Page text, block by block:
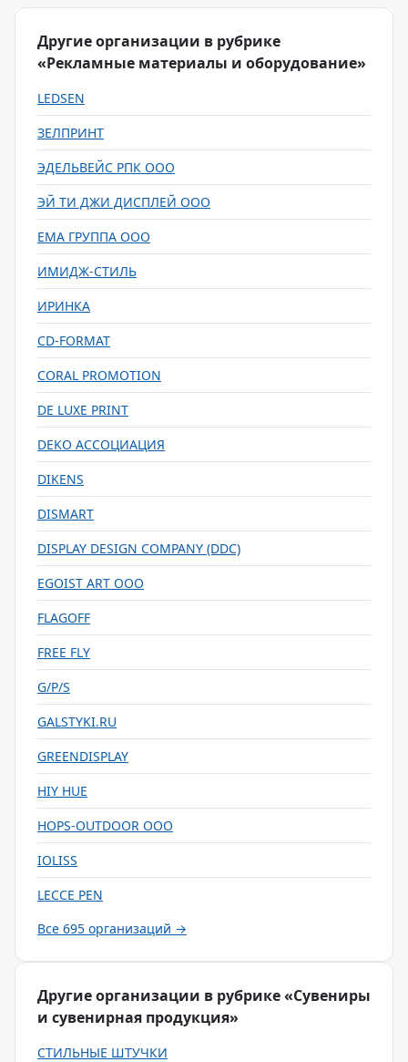
Другие организации в рубрике
«Рекламные материалы и оборудование»
LEDSEN
ЗЕЛПРИНТ
ЭДЕЛЬВЕЙС РПК ООО
ЭЙ ТИ ДЖИ ДИСПЛЕЙ ООО
ЕМА ГРУППА ООО
ИМИДЖ-СТИЛЬ
ИРИНКА
CD-FORMAT
CORAL PROMOTION
DE LUXE PRINT
DEKO АССОЦИАЦИЯ
DIKENS
DISMART
DISPLAY DESIGN COMPANY (DDC)
EGOIST ART ООО
FLAGOFF
FREE FLY
G/P/S
GALSTYKI.RU
GREENDISPLAY
HIY HUE
HOPS-OUTDOOR ООО
IOLISS
LECCE PEN
Все 695 организаций →
Другие организации в рубрике «Сувениры
и сувенирная продукция»
СТИЛЬНЫЕ ШТУЧКИ